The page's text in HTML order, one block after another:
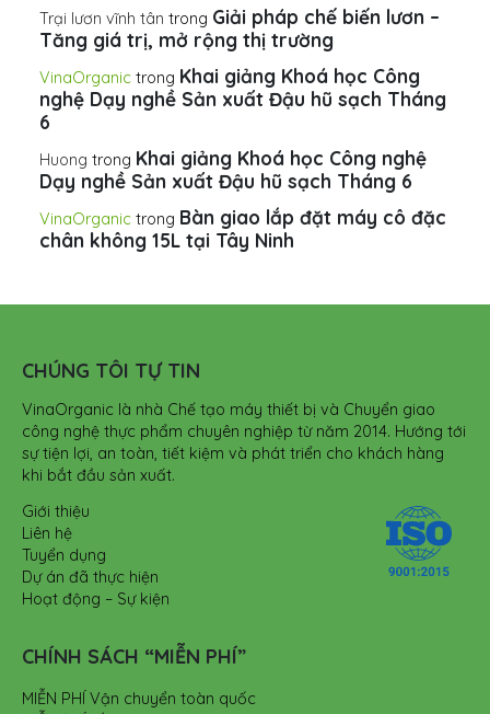
Trại lươn vĩnh tân trong Giải pháp chế biến lươn –
Tăng giá trị, mở rộng thị trường
VinaOrganic trong Khai giảng Khoá học Công
nghệ Dạy nghề Sản xuất Đậu hũ sạch Tháng
6
Huong trong Khai giảng Khoá học Công nghệ
Dạy nghề Sản xuất Đậu hũ sạch Tháng 6
VinaOrganic trong Bàn giao lắp đặt máy cô đặc
chân không 15L tại Tây Ninh
CHÚNG TÔI TỰ TIN
VinaOrganic là nhà Chế tạo máy thiết bị và Chuyển giao
công nghệ thực phẩm chuyên nghiệp từ năm 2014. Hướng tới
sự tiện lợi, an toàn, tiết kiệm và phát triển cho khách hàng
khi bắt đầu sản xuất.
Giới thiệu
Liên hệ
Tuyển dụng
Dự án đã thực hiện
Hoạt động – Sự kiện
CHÍNH SÁCH “MIỄN PHÍ”
MIỄN PHÍ Vận chuyển toàn quốc